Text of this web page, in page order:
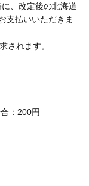
、改定後の北海道
支払いいただきま
されます。
：200円